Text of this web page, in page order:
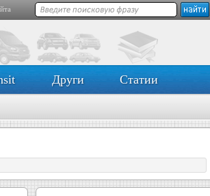
Други Статии